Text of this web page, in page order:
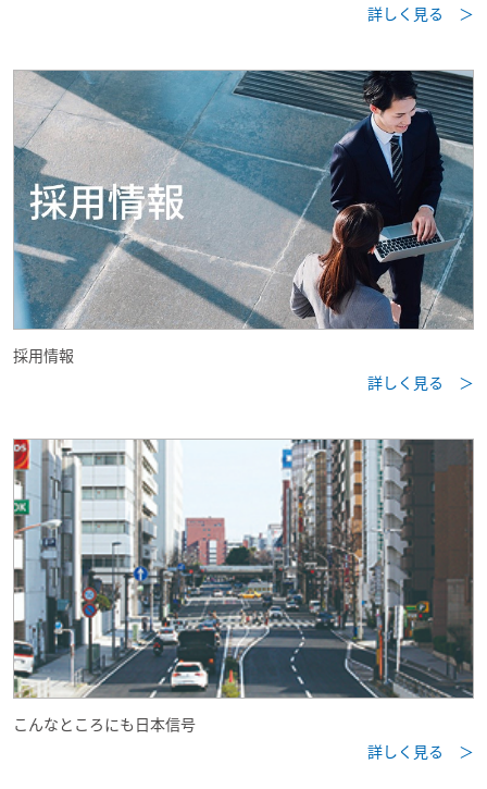
詳しく見る ＞
採用情報
詳しく見る ＞
こんなところにも日本信号
詳しく見る ＞